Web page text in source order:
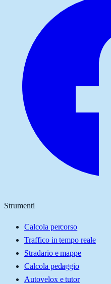
Strumenti
Calcola percorso
Traffico in tempo reale
Stradario e mappe
Calcola pedaggio
Autovelox e tutor